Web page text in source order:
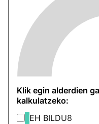
Klik egin alderdien
kalkulatzeko:
EH BILDU8